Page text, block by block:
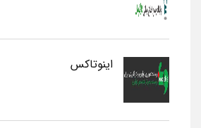
اینوتاکس